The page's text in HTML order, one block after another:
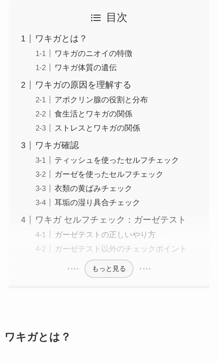
目次
ワキガとは？
ワキガのニオイの特徴
ワキガ体質の遺伝
ワキガの原因を理解する
アポクリン腺の役割と分布
食生活とワキガの関係
ストレスとワキガの関係
ワキガ確認
ティッシュを使ったセルフチェック
ガーゼを使ったセルフチェック
衣類の黄ばみチェック
耳垢の湿り具合チェック
ワキガ セルフチェック：ガーゼテスト
ガーゼテストの正しいやり方
ガーゼテスト以外のチェックポイント
もっと見る
ワキガとは？